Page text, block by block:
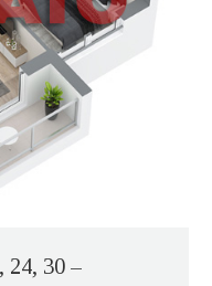
24, 30 –